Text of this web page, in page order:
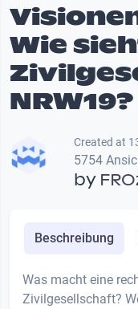
Wie
NRW19?
Created at
5754
by
Beschreibung
Was macht eine
Zivilgesellschaft?